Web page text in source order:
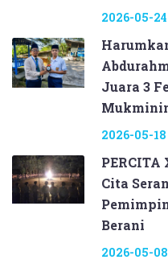
2026-05-24
Juara 3
2026-05-18
Cita
Berani
2026-05-08